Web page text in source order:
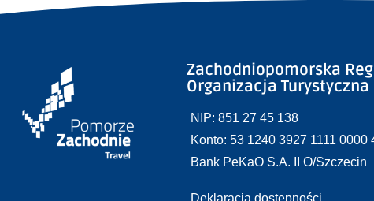
Zachodniopomorska
Organizacja Turystyczna
NIP: 851 27 45 138
Konto: 53 1240 3927 1111 0000
Bank PeKaO S.A. II O/Szczecin